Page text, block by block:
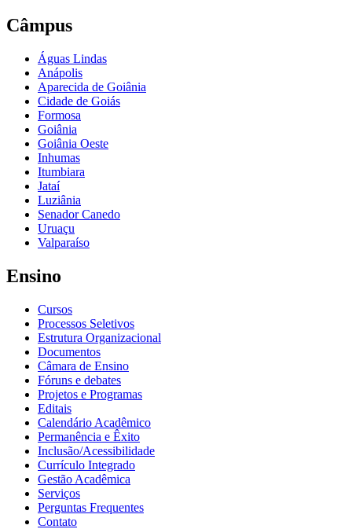
Câmpus
Águas Lindas
Anápolis
Aparecida de Goiânia
Cidade de Goiás
Formosa
Goiânia
Goiânia Oeste
Inhumas
Itumbiara
Jataí
Luziânia
Senador Canedo
Uruaçu
Valparaíso
Ensino
Cursos
Processos Seletivos
Estrutura Organizacional
Documentos
Câmara de Ensino
Fóruns e debates
Projetos e Programas
Editais
Calendário Acadêmico
Permanência e Êxito
Inclusão/Acessibilidade
Currículo Integrado
Gestão Acadêmica
Serviços
Perguntas Frequentes
Contato